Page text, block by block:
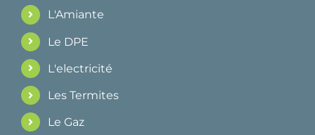
L'Amiante
Le DPE
L'electricité
Les Termites
Le Gaz